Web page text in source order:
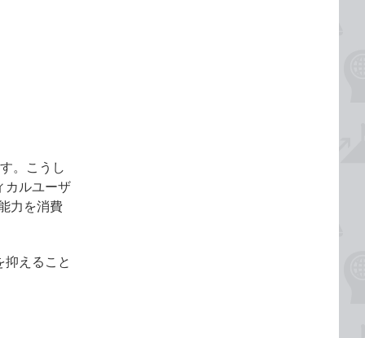
。こうし
カルユーザ
力を消費
えること